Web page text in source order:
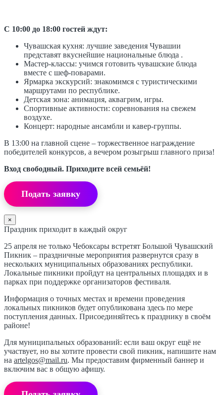
С 10:00 до 18:00 гостей ждут:
Чувашская кухня: лучшие заведения Чувашии
представят вкуснейшие национальные блюда .
Мастер-классы: учимся готовить чувашские блюда
вместе с шеф-поварами.
Ярмарка экскурсий: знакомимся с туристическими
маршрутами по республике.
Детская зона: анимация, аквагрим, игры.
Спортивные активности: соревнования на свежем
воздухе.
Концерт: народные ансамбли и кавер-группы.
В 13:00 на главной сцене – торжественное награждение
победителей конкурсов, а вечером розыгрыш главного приза!
Вход свободный. Приходите всей семьёй!
Подать заявку
×
Праздник приходит в каждый округ
25 апреля не только Чебоксары встретят Большой Чувашский
Пикник – праздничные мероприятия развернутся сразу в
нескольких муниципальных образованиях республики.
Локальные пикники пройдут на центральных площадях и в
парках при поддержке организаторов фестиваля.
Информация о точных местах и времени проведения
локальных пикников будет опубликована здесь по мере
поступления данных. Присоединяйтесь к празднику в своём
районе!
Для муниципальных образований: если ваш округ ещё не
участвует, но вы хотите провести свой пикник, напишите нам
на artelgos@mail.ru. Мы предоставим фирменный баннер и
включим вас в общую афишу.